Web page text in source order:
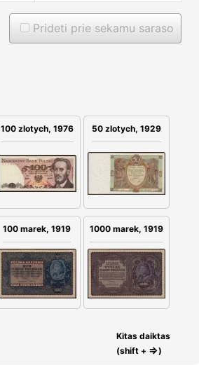
Prideti prie sekamu saraso
100 zlotych, 1976 50 zlotych, 1929
100 marek, 1919 1000 marek, 1919
Kitas daiktas
(shift + ⇒)